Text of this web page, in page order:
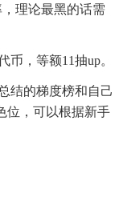
理论最黑的话需
币，等额11抽up。
结的梯度榜和自己
位，可以根据新手